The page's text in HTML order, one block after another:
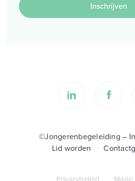
Inschrijven
©Jongerenbegeleiding –
Lid worden